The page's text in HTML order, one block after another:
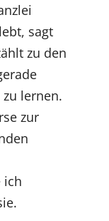
sagt
zu den
lernen.
zur
ich